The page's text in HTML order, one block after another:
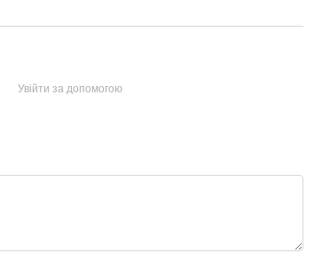
Увійти за допомогою